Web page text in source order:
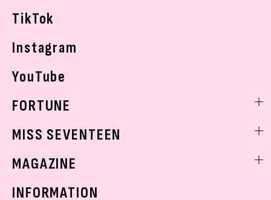
TikTok
Instagram
YouTube
FORTUNE
MISS SEVENTEEN
MAGAZINE
INFORMATION